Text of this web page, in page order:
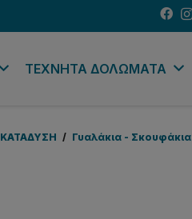
ΤΕΧΝΗΤΑ ΔΟΛΩΜΑΤΑ
ΚΑΤΑΔΥΣΗ / Γυαλάκια - Σκουφάκια